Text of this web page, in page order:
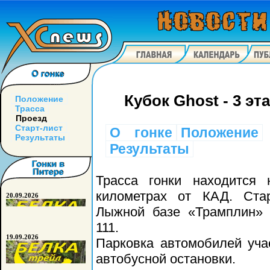
Кубок Ghost - 3
О гонке
Положение
Результаты
Трасса гонки
километрах от КАД.
Лыжной базе «Трамплин»
111.
Парковка автомобилей
автобусной остановки.
Положение
Трасса
Проезд
Старт-лист
Результаты
20.09.2026
19.09.2026